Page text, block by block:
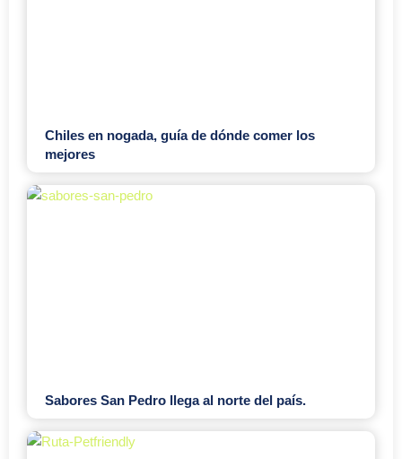
Chiles en nogada, guía de dónde comer los
mejores
Sabores San Pedro llega al norte del país.